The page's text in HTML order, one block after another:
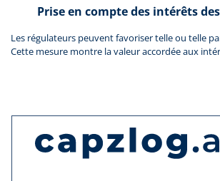
Prise en compte des intérêts
Les régulateurs peuvent favoriser telle ou telle
Cette mesure montre la valeur accordée aux